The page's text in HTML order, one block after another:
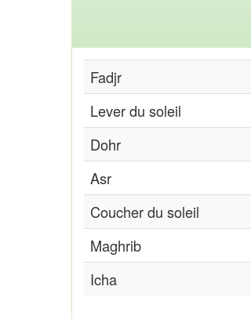
Fadjr
Lever du soleil
Dohr
Asr
Coucher du soleil
Maghrib
Icha